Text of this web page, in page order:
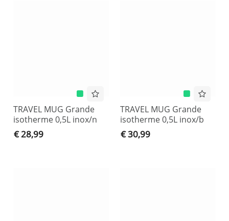
TRAVEL MUG Grande
isotherme 0,5L inox/n
€ 28,99
TRAVEL MUG Grande
isotherme 0,5L inox/b
€ 30,99